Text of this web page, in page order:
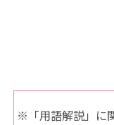
※「用語解説」に